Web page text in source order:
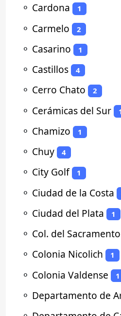
⚬ Cardona 1
⚬ Carmelo 2
⚬ Casarino 1
⚬ Castillos 4
⚬ Cerro Chato 2
⚬ Cerámicas del Sur
⚬ Chamizo 1
⚬ Chuy 4
⚬ City Golf 1
⚬ Ciudad de la Costa
⚬ Ciudad del Plata 1
⚬ Col. del Sacramento
⚬ Colonia Nicolich 1
⚬ Colonia Valdense 1
⚬ Departamento de